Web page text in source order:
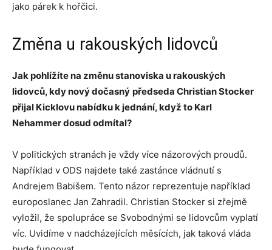
jako párek k hořčici.
Změna u rakouských lidovců
Jak pohlížíte na změnu stanoviska u rakouských
lidovců, kdy nový dočasný předseda Christian Stocker
přijal Kicklovu nabídku k jednání, když to Karl
Nehammer dosud odmítal?
V politických stranách je vždy více názorových proudů.
Například v ODS najdete také zastánce vládnutí s
Andrejem Babišem. Tento názor reprezentuje například
europoslanec Jan Zahradil. Christian Stocker si zřejmě
vyložil, že spolupráce se Svobodnými se lidovcům vyplatí
víc. Uvidíme v nadcházejících měsících, jak taková vláda